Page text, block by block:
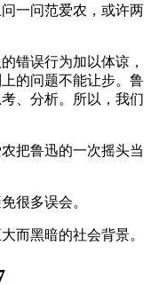
一问范爱农，或许两
错误行为加以体谅，
的问题不能让步。鲁
、分析。所以，我们
把鲁迅的一次摇头当
很多误会。
而黑暗的社会背景。